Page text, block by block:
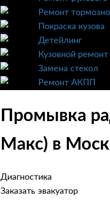
Ремонт
Покраска кузова
Детейлинг
Кузовной ремонт
Замена стекол
Ремонт АКПП
Промывка
Макс) в
Диагностика
Заказать эвакуатор